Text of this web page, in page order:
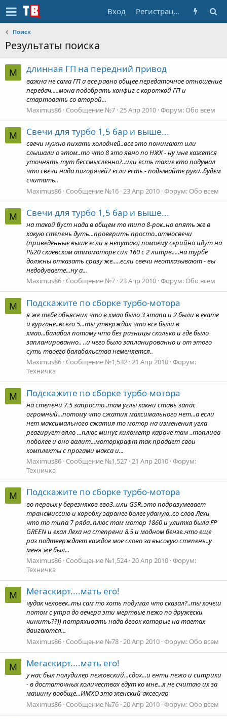
Вход Регистрация
Поиск
Результаты поиска
M длинная ГП на передний привод
важна не сама ГП а все равно общее передаточное отношение
передач.....мона подобрать конфиг с короткой ГП и
стартовать со второй...
Maximus86 Сообщение №7 25 Апр 2010 Форум: Обо всем
M Свечи для турбо 1,5 бар и выше...
свечи нужно пихать холодней..все это понимают или
слышали о этом..то что 8 это явно по НЖК - ну мне кажется
уточнять тут бессмысленно?..или есть такие кто подумал
что свечи нада погорячей? если есть - подымайте руки..будем
считать..
Maximus86 Сообщение №16 23 Апр 2010 Форум: Обо всем
M Свечи для турбо 1,5 бар и выше...
на такой буст нада в общем то типа 8-рок..но опять же в
какую степень дуть...проверить просто..атмосвечи
(приведенные выше если я непутаю) помоему серийно идут на
РБ20 скаевском атмомоторе сил 160 с 2 литрв.....на турбе
должны отказать сразу же.....если свечи неотказывают - вы
недодуваете...ну а...
Maximus86 Сообщение №7 23 Апр 2010 Форум: Обо всем
M Подскажите по сборке турбо-мотора
я же тебе объяснил что в хмао было 3 этапа и 2 были в екате
и кургане..всего 5...ты утверждал что все были в
хмао...балабол потому что без разницы сколько и где было
запланированно.. ..и чего было запланированно и от этого
суть твоего балабольства неменяется..
Maximus86 Сообщение №1,532 21 Апр 2010 Форум:
Техничка
M Подскажите по сборке турбо-мотора
на степени 7.5 запросто..там углы какни ставь запас
огромный...потому что сжатия максимального нет...а если
нет максимального сжатия то мотор на изменения угла
реагирует вяло ...плюс минус километр кароче там ..топлива
поболее и оно валит...моторкрафт так продает свои
комплекты с прогами макса и...
Maximus86 Сообщение №1,527 21 Апр 2010 Форум:
Техничка
M Подскажите по сборке турбо-мотора
во первых у березняков ево3..или GSR..это подразумевает
трансмиссию и коробку заранее более уданую..со слов Лехи
что то типа 7 ряда..плюс там мотор 1860 и улитка была FP
GREEN и ехал Леха на степрени 8.5 и модном бензе..что еще
раз подтверждает каждое мое слово за высокую степень..у
меня же был...
Maximus86 Сообщение №1,524 20 Апр 2010 Форум:
Техничка
M Мегаскирт....мать его!
чудак человек..ты сам то хоть подумал что сказал?..ты хочеш
потом с утра до вечера эти мертвые пежо по дружески
чинить??)) потряхивать нада девок которые на таетах
двигаются...
Maximus86 Сообщение №78 20 Апр 2010 Форум: Обо всем
M Мегаскирт....мать его!
у нас был полудилер пежовский...сдох...и енти пежо и ситрики
- в достаточных количествах едут ко мне...я не считаю их за
машину вообще...ИМХО это женский аксесуар
Maximus86 Сообщение №76 20 Апр 2010 Форум: Обо всем